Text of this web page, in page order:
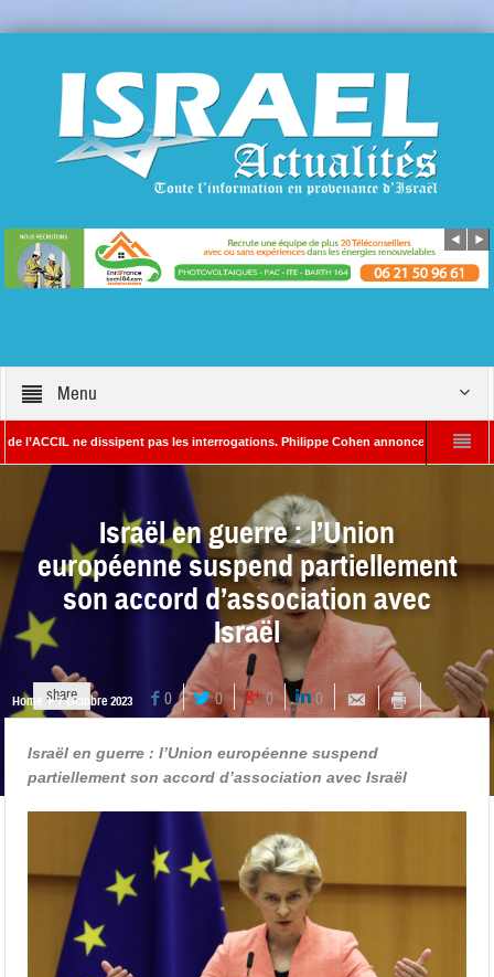
Menu
ne dissipent pas les interrogations. Philippe Cohen annonce se réserver le droit
Rédacteur en chef d’Israël Actualités
Israël en guerre : l’Union
européenne suspend partiellement
son accord d’association avec
Israël
share 0 0 0 0
Home 7 Octobre 2023
Israël en guerre : l’Union européenne suspend
partiellement son accord d’association avec Israël